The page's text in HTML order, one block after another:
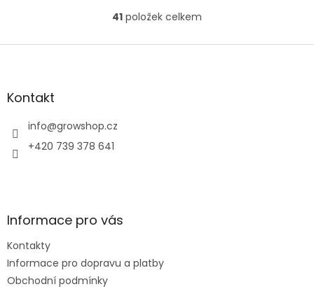
O
l
u
41 položek celkem
Z
aKontakt
info@growshop.cz
+420 739 378 641
Informace pro vás
Kontakty
Informace pro dopravu a platby
Obchodní podmínky